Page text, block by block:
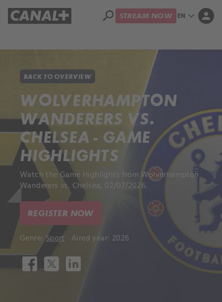
search STREAM NOW EN expand_more person
BACK TO OVERVIEW
WOLVERHAMPTON
WANDERERS VS.
CHELSEA - GAME
HIGHLIGHTS
Watch the Game Highlights from Wolverhampton
Wanderers vs. Chelsea, 02/07/2026.
REGISTER NOW
Genre: Sport Aired year: 2026